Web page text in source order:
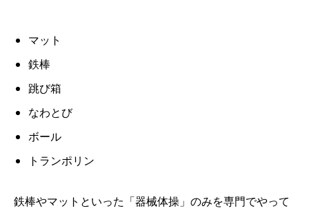
マット
鉄棒
跳び箱
なわとび
ボール
トランポリン
鉄棒やマットといった「器械体操」のみを専門でやって